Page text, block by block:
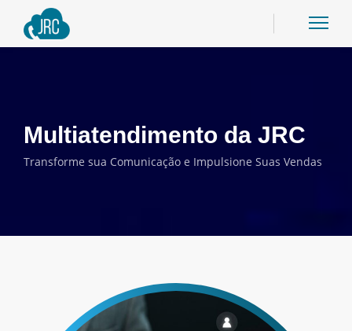
Multiatendimento da JRC
Transforme sua Comunicação e Impulsione Suas Vendas